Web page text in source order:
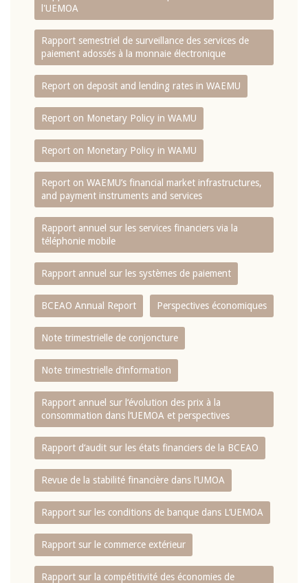
l'UEMOA
Rapport semestriel de surveillance des services de
paiement adossés à la monnaie électronique
Report on deposit and lending rates in WAEMU
Report on Monetary Policy in WAMU
Report on Monetary Policy in WAMU
Report on WAEMU’s financial market infrastructures,
and payment instruments and services
Rapport annuel sur les services financiers via la
téléphonie mobile
Rapport annuel sur les systèmes de paiement
BCEAO Annual Report Perspectives économiques
Note trimestrielle de conjoncture
Note trimestrielle d‘information
Rapport annuel sur l‘évolution des prix à la
consommation dans l‘UEMOA et perspectives
Rapport d‘audit sur les états financiers de la BCEAO
Revue de la stabilité financière dans l‘UMOA
Rapport sur les conditions de banque dans L‘UEMOA
Rapport sur le commerce extérieur
Rapport sur la compétitivité des économies de